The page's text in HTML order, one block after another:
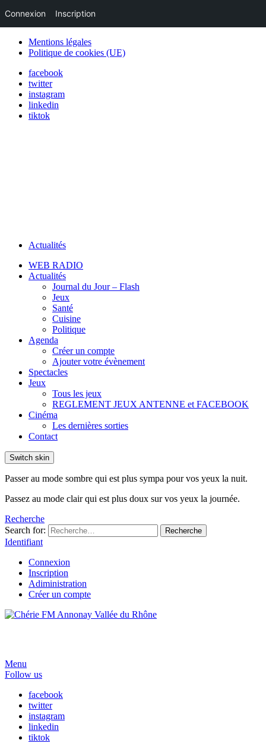
Mentions légales
Politique de cookies (UE)
facebook
twitter
instagram
linkedin
tiktok
Actualités
WEB RADIO
Actualités
Journal du Jour – Flash
Jeux
Santé
Cuisine
Politique
Agenda
Créer un compte
Ajouter votre évènement
Spectacles
Jeux
Tous les jeux
REGLEMENT JEUX ANTENNE et FACEBOOK
Cinéma
Les dernières sorties
Contact
Switch skin
Passer au mode sombre qui est plus sympa pour vos yeux la nuit.
Passez au mode clair qui est plus doux sur vos yeux la journée.
Recherche
Search for:
Recherche
Identifiant
Connexion
Inscription
Adiministration
Créer un compte
Menu
Follow us
facebook
twitter
instagram
linkedin
tiktok
Connexion Inscription